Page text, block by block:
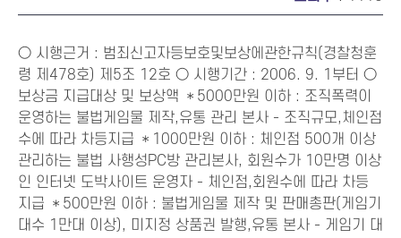
○ 시행근거 : 범죄신고자등보호및보상에관한규칙(경찰청훈
령 제478호) 제5조 12호 ○ 시행기간 : 2006. 9. 1부터 ○
보상금 지급대상 및 보상액 ＊5000만원 이하 : 조직폭력이
운영하는 불법게임물 제작,유통 관리 본사 - 조직규모,체인점
수에 따라 차등지급 ＊1000만원 이하 : 체인점 500개 이상
관리하는 불법 사행성PC방 관리본사, 회원수가 10만명 이상
인 인터넷 도박사이트 운영자 - 체인점,회원수에 따라 차등
지급 ＊500만원 이하 : 불법게임물 제작 및 판매총판(게임기
대수 1만대 이상), 미지정 상품권 발행,유통 본사 - 게임기 대